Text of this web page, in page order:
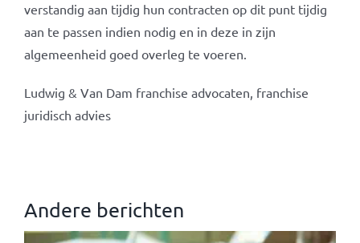
verstandig aan tijdig hun contracten op dit punt tijdig
aan te passen indien nodig en in deze in zijn
algemeenheid goed overleg te voeren.
Ludwig & Van Dam franchise advocaten, franchise
juridisch advies
Andere berichten